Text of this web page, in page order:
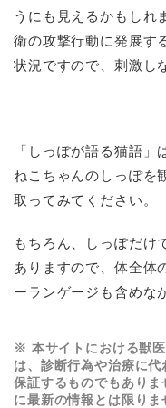
うにも見えるかもしれ
衛の攻撃行動に発展す
状況ですので、刺激し
「しっぽが語る猫語
ねこちゃんのしっぽを
取ってみてください。
もちろん、しっぽだけ
ありますので、 体全体
ーランゲージも含めな
※ 本サイトにおける獣
は、診断行為や治療に
保証するものでもあり
に最新の情報とは限り